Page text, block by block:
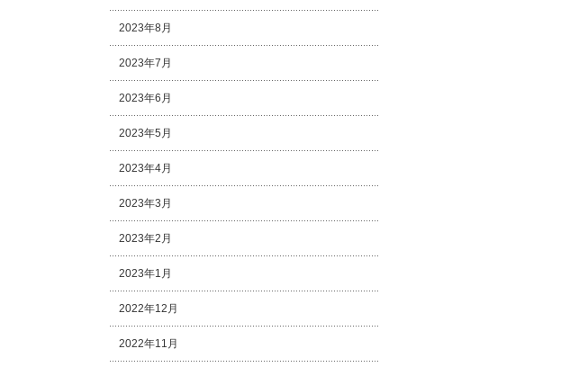
2023年8月
2023年7月
2023年6月
2023年5月
2023年4月
2023年3月
2023年2月
2023年1月
2022年12月
2022年11月